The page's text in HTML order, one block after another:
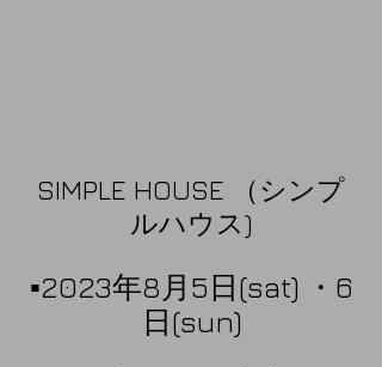
SIMPLE HOUSE （シンプ
ルハウス)
▪️2023年8月5日(sat) ・6
日(sun)